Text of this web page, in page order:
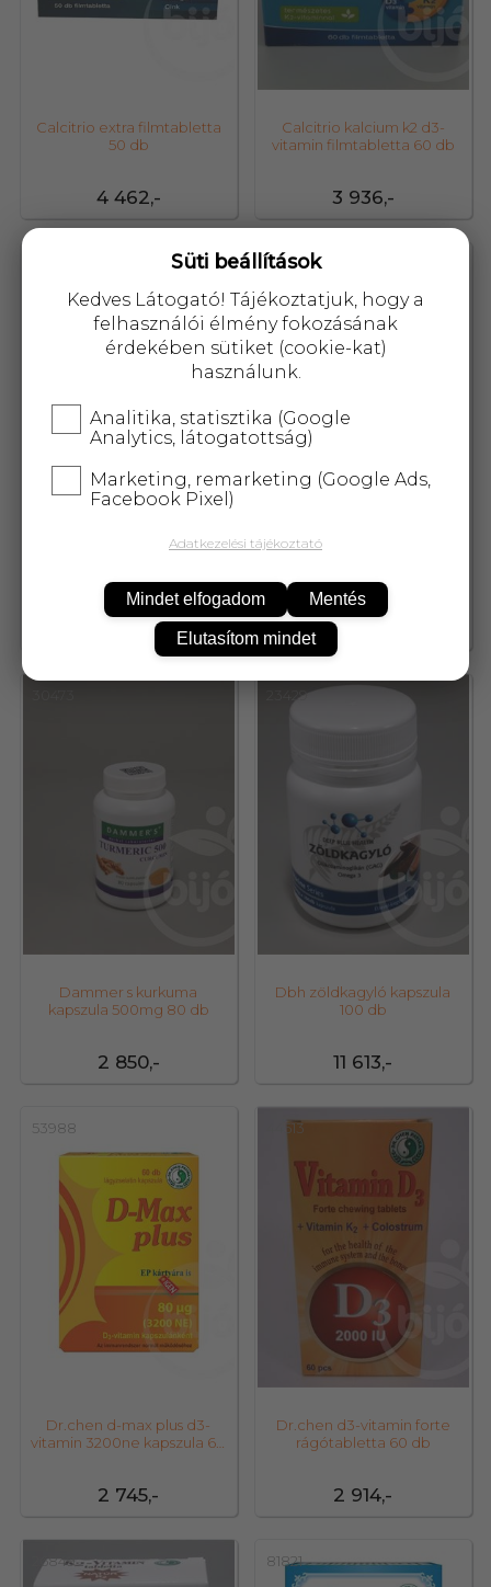
4 462,-
Calcitrio extra filmtabletta
50 db
3 936,-
Calcitrio kalcium k2 d3-
vitamin filmtabletta 60 db
3 990,-
84770
3 771,-
2 850,-
Dammer s kurkuma
kapszula 500mg 80 db
23429
11 613,-
Dbh zöldkagyló kapszula
100 db
53988
2 745,-
Dr.chen d-max plus d3-
vitamin 3200ne kapszula 60
44513
2 914,-
Dr.chen d3-vitamin forte
rágótabletta 60 db
26849 81821
Süti beállítások
Kedves Látogató! Tájékoztatjuk, hogy a
felhasználói élmény fokozásának
érdekében sütiket (cookie-kat)
használunk.
Analitika, statisztika (Google
Analytics, látogatottság)
Marketing, remarketing (Google Ads,
Facebook Pixel)
Adatkezelési tájékoztató
Mindet elfogadom Mentés
Elutasítom mindet